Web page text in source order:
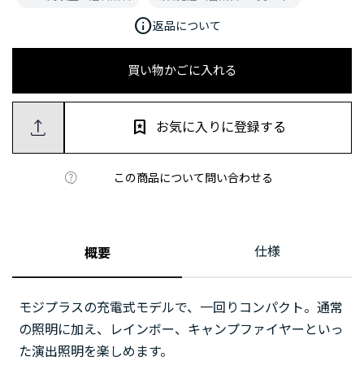
買い物かごに入れる
この商品について問い合わせる
お気に入りに登録する
info返品について
概要 仕様
モジプラスの充電式モデルで、一回りコンパクト。通常
の照明に加え、レインボー、キャンプファイヤーといっ
た演出照明を楽しめます。